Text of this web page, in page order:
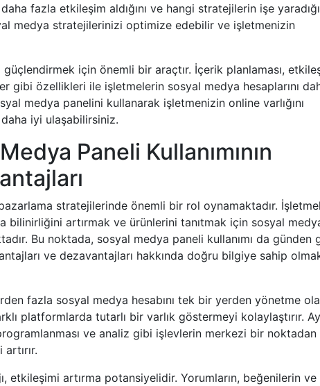
fazla etkileşim aldığını ve hangi stratejilerin işe
medya stratejilerinizi optimize edebilir ve işletmenizin
için önemli bir araçtır. İçerik planlaması,
gibi özellikleri ile işletmelerin sosyal medya hesaplarını
medya panelini kullanarak işletmenizin online varlığını
iyi ulaşabilirsiniz.
Paneli Kullanımının
stratejilerinde önemli bir rol oynamaktadır.
artırmak ve ürünlerini tanıtmak için sosyal
Bu noktada, sosyal medya paneli kullanımı da günden
ve dezavantajları hakkında doğru bilgiye sahip
fazla sosyal medya hesabını tek bir yerden yönetme
platformlarda tutarlı bir varlık göstermeyi kolaylaştırır.
ve analiz gibi işlevlerin merkezi bir noktadan
etkileşimi artırma potansiyelidir. Yorumların, beğenilerin ve